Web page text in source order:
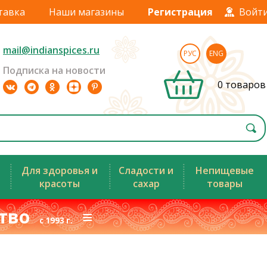
Наши магазины Регистрация
mail@indianspices.ru
Подписка на новости
РУС ENG
0 товаров
Для здоровья и
красоты
Сладости и
сахар
Непищевые
товары
с 1993 г.≡